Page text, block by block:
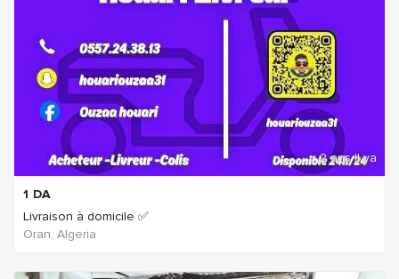
2 ans Il ya
1 DA
Livraison à domicile ✅
Oran, Algeria